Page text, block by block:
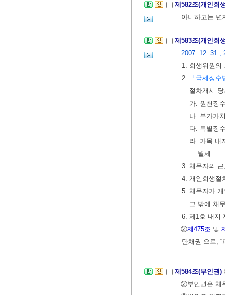
제582조(개인회
아니하고는
제583조(개인회
2007. 12. 31.,
1. 회생위원의
2.
「국세징수
절차개시
가. 원천징
나. 부가가
다. 특별징
라. 가목 내
별세
3. 채무자의
4. 개인회생절
5. 채무자가
그 밖에 채
6. 제1호 내지
②제475조 및
단채권”으로,
제584조(부인권)
②부인권은 채